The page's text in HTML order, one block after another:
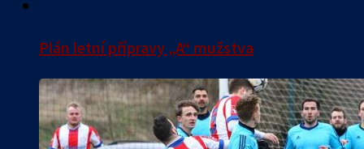
Plán letní přípravy „A“ mužstva